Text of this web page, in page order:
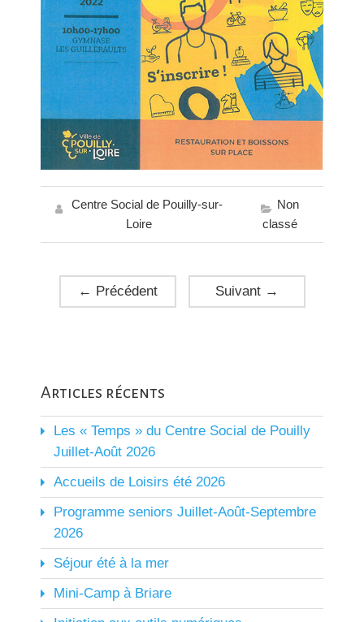
Centre Social de Pouilly-sur-
Loire
Non
classé
← Précédent Suivant →
Articles récents
Les « Temps » du Centre Social de Pouilly
Juillet-Août 2026
Accueils de Loisirs été 2026
Programme seniors Juillet-Août-Septembre
2026
Séjour été à la mer
Mini-Camp à Briare